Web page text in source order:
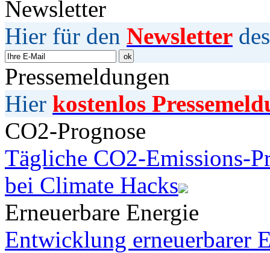
Newsletter
Hier für den Newsletter
Pressemeldungen
Hier kostenlos
CO2-Prognose
Tägliche CO2-Emissions-
bei Climate Hacks
Erneuerbare Energie
Entwicklung erneuerbarer